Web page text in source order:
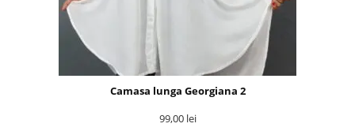
Camasa lunga Georgiana 2
99,00 lei